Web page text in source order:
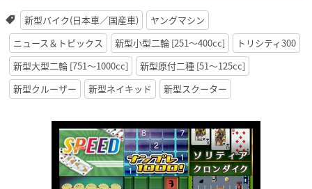
新型バイク(日本車／国産車)
ヤングマシン
ニュース＆トピックス
新型小型二輪 [251〜400cc]
トリシティ300
新型大型二輪 [751〜1000cc]
新型原付二種 [51〜125cc]
新型クルーザー
新型ネイキッド 新型スクーター